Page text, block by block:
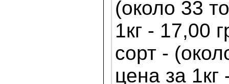
(около 33
1кг - 17,00
сорт -
цена за 1кг